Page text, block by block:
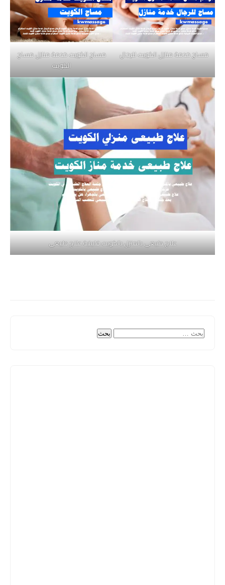
مساج خدمة منازل الكويت للرجال
مساج الكويت خدمة منازل مساج
الكويت
علاج طبيعي بالمنزل بالكويت فلبينية علاج طبيعي
البحث